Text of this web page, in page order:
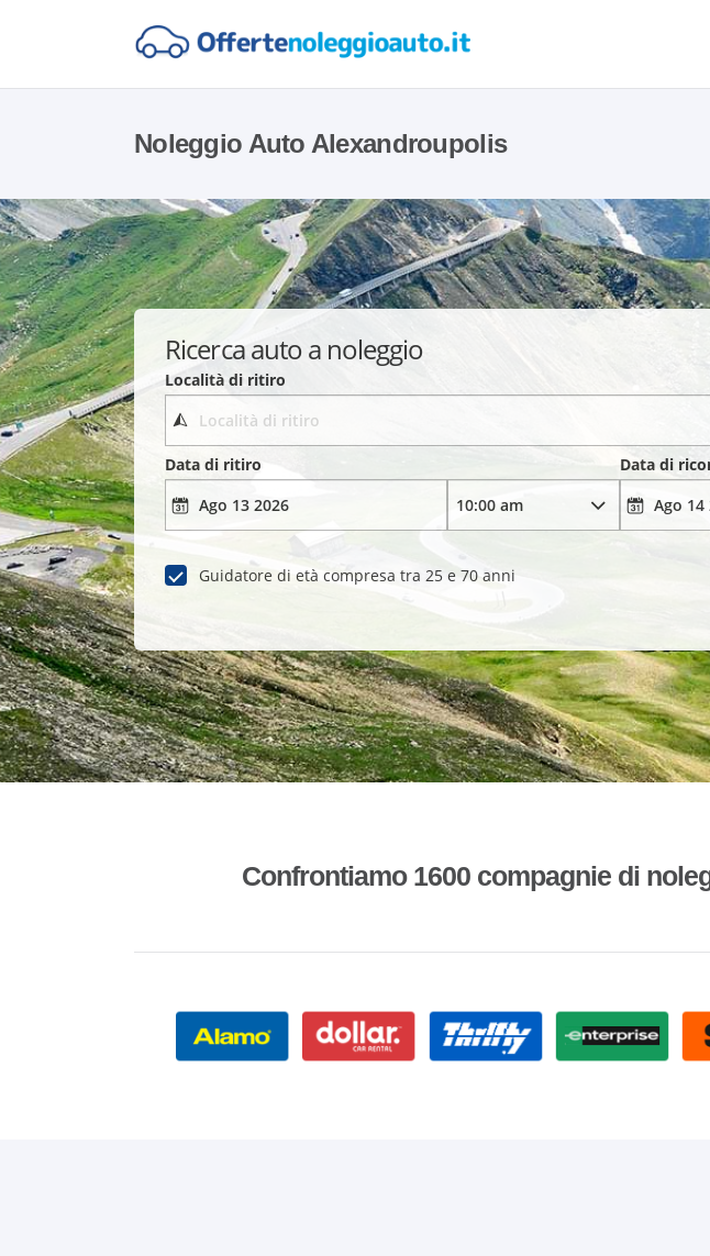
Noleggio Auto Alexandroupolis
Ricerca auto a noleggio
Località di ritiro
Data di ritiro
Data di
Guidatore di età compresa tra 25 e 70 anni
Confrontiamo 1600 compagnie di